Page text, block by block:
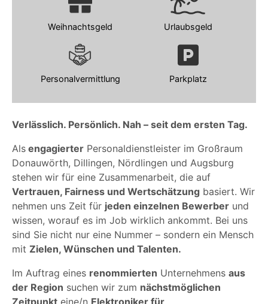
Verlässlich. Persönlich. Nah – seit dem ersten Tag.
Als engagierter Personaldienstleister im Großraum
Donauwörth, Dillingen, Nördlingen und Augsburg
stehen wir für eine Zusammenarbeit, die auf
Vertrauen, Fairness und Wertschätzung basiert. Wir
nehmen uns Zeit für jeden einzelnen Bewerber und
wissen, worauf es im Job wirklich ankommt. Bei uns
sind Sie nicht nur eine Nummer – sondern ein Mensch
mit Zielen, Wünschen und Talenten.
Im Auftrag eines renommierten Unternehmens aus
der Region suchen wir zum nächstmöglichen
Weihnachtsgeld Urlaubsgeld
Personalvermittlung Parkplatz